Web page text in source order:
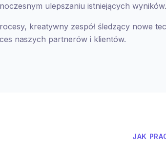
ulepszaniu istniejących wyników.
kreatywny zespół śledzący nowe
naszych partnerów i klientów.
JAK